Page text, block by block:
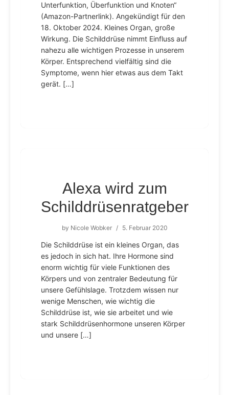
Unterfunktion, Überfunktion und Knoten“
(Amazon-Partnerlink). Angekündigt für den
18. Oktober 2024. Kleines Organ, große
Wirkung. Die Schilddrüse nimmt Einfluss auf
nahezu alle wichtigen Prozesse in unserem
Körper. Entsprechend vielfältig sind die
Symptome, wenn hier etwas aus dem Takt
gerät. […]
Alexa wird zum
Schilddrüsenratgeber
by Nicole Wobker / 5. Februar 2020
Die Schilddrüse ist ein kleines Organ, das
es jedoch in sich hat. Ihre Hormone sind
enorm wichtig für viele Funktionen des
Körpers und von zentraler Bedeutung für
unsere Gefühlslage. Trotzdem wissen nur
wenige Menschen, wie wichtig die
Schilddrüse ist, wie sie arbeitet und wie
stark Schilddrüsenhormone unseren Körper
und unsere […]